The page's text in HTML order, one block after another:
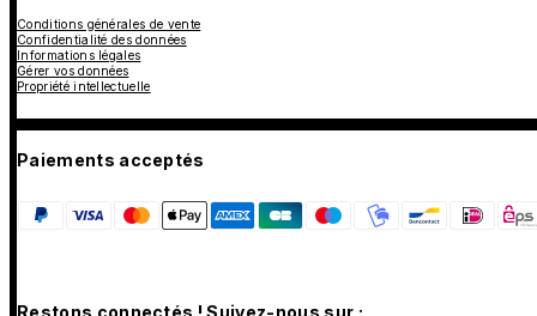
Conditions générales de vente
Confidentialité des données
Informations légales
Gérer vos données
Propriété intellectuelle
Paiements acceptés